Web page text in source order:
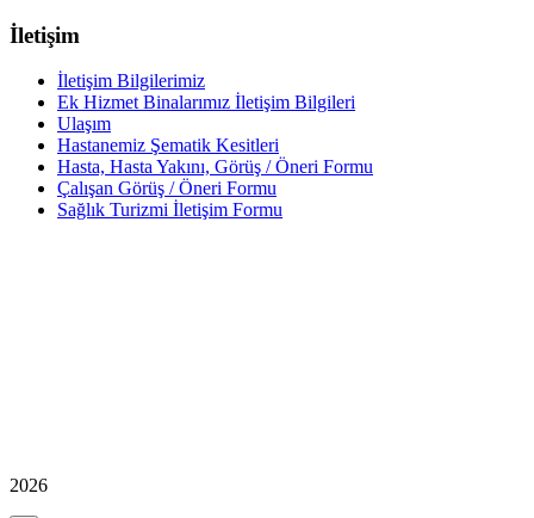
İletişim
İletişim Bilgilerimiz
Ek Hizmet Binalarımız İletişim Bilgileri
Ulaşım
Hastanemiz Şematik Kesitleri
Hasta, Hasta Yakını, Görüş / Öneri Formu
Çalışan Görüş / Öneri Formu
Sağlık Turizmi İletişim Formu
2026